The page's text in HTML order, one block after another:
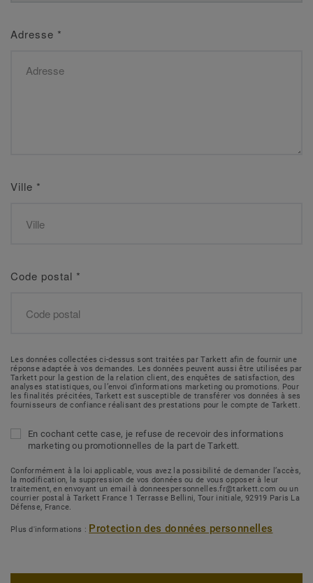
Adresse *
Ville *
Code postal *
Les données collectées ci-dessus sont traitées par Tarkett afin de fournir une
réponse adaptée à vos demandes. Les données peuvent aussi être utilisées par
Tarkett pour la gestion de la relation client, des enquêtes de satisfaction, des
analyses statistiques, ou l’envoi d’informations marketing ou promotions. Pour
les finalités précitées, Tarkett est susceptible de transférer vos données à ses
fournisseurs de confiance réalisant des prestations pour le compte de Tarkett.
En cochant cette case, je refuse de recevoir des informations
marketing ou promotionnelles de la part de Tarkett.
Conformément à la loi applicable, vous avez la possibilité de demander l’accès,
la modification, la suppression de vos données ou de vous opposer à leur
traitement, en envoyant un email à donneespersonnelles.fr@tarkett.com ou un
courrier postal à Tarkett France 1 Terrasse Bellini, Tour initiale, 92919 Paris La
Défense, France.
Plus d'informations : Protection des données personnelles